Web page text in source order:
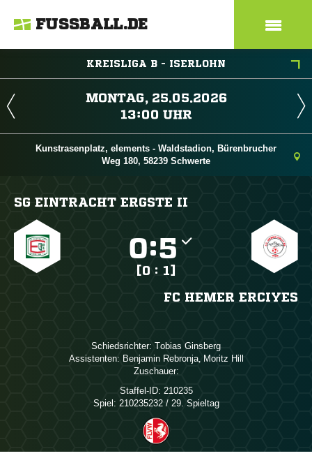
FUSSBALL.DE
KREISLIGA B - ISERLOHN
 
 
Kunstrasenplatz, elements - Waldstadion, Bürenbrucher
Weg 180, 58239 Schwerte
SG EINTRACHT ERGSTE II
:
[0 : 1]
FC HEMER ERCIYES
Schiedsrichter:  
Assistenten:  ,  
Zuschauer:
Staffel-ID: 210235
Spiel: 210235232 / 29. Spieltag